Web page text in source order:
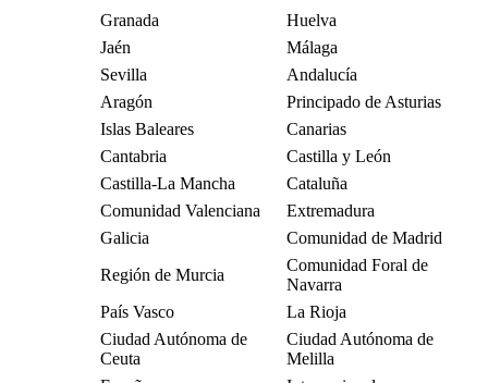
Granada
Huelva
Jaén
Málaga
Sevilla
Andalucía
Aragón
Principado de Asturias
Islas Baleares
Canarias
Cantabria
Castilla y León
Castilla-La Mancha
Cataluña
Comunidad Valenciana
Extremadura
Galicia
Comunidad de Madrid
Región de Murcia
Comunidad Foral de
Navarra
País Vasco
La Rioja
Ciudad Autónoma de
Ceuta
Ciudad Autónoma de
Melilla